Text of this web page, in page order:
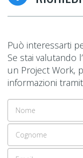
Ed.
Scopri di più
Può interessarti
Se stai valutando
un Project Work,
informazioni
Nome
Cognome
Email